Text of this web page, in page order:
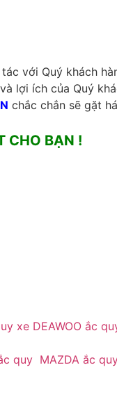
với Quý khách
lợi ích của Quý
chắc chắn sẽ gặt
CHO BẠN !
xe DEAWOO ắc
quy MAZDA ắc